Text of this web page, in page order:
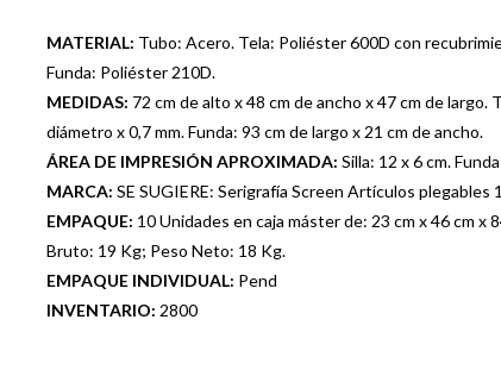
MATERIAL: Tubo: Acero. Tela: Poliéster 600D con
Funda: Poliéster 210D.
MEDIDAS: 72 cm de alto x 48 cm de ancho x 47 cm de largo.
diámetro x 0,7 mm. Funda: 93 cm de largo x 21 cm de ancho.
ÁREA DE IMPRESIÓN APROXIMADA: Silla: 12 x 6 cm.
MARCA: SE SUGIERE: Serigrafía Screen Artículos plegables
EMPAQUE: 10 Unidades en caja máster de: 23 cm x 46 cm x
Bruto: 19 Kg; Peso Neto: 18 Kg.
EMPAQUE INDIVIDUAL: Pend
INVENTARIO: 2800